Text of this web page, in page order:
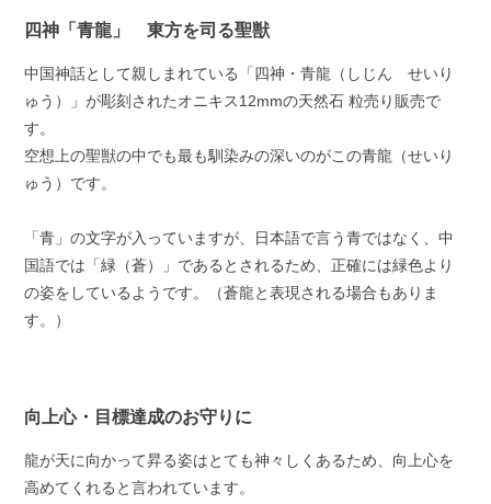
四神「青龍」 東方を司る聖獣
中国神話として親しまれている「四神・青龍（しじん せいり
ゅう）」が彫刻されたオニキス12mmの天然石 粒売り販売で
す。
空想上の聖獣の中でも最も馴染みの深いのがこの青龍（せいり
ゅう）です。
「青」の文字が入っていますが、日本語で言う青ではなく、中
国語では「緑（蒼）」であるとされるため、正確には緑色より
の姿をしているようです。（蒼龍と表現される場合もありま
す。）
向上心・目標達成のお守りに
龍が天に向かって昇る姿はとても神々しくあるため、向上心を
高めてくれると言われています。